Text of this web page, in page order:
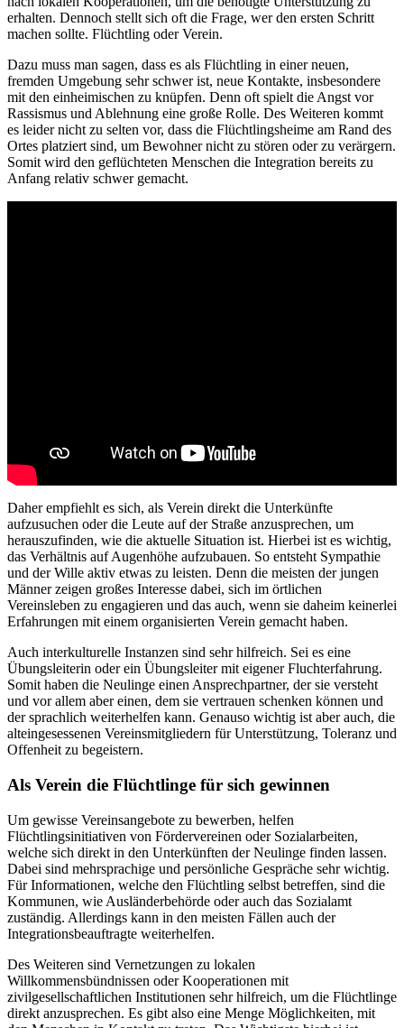
erhalten. Dennoch stellt sich oft die Frage, wer den ersten Schritt
machen sollte. Flüchtling oder Verein.
Dazu muss man sagen, dass es als Flüchtling in einer neuen,
fremden Umgebung sehr schwer ist, neue Kontakte, insbesondere
mit den einheimischen zu knüpfen. Denn oft spielt die Angst vor
Rassismus und Ablehnung eine große Rolle. Des Weiteren kommt
es leider nicht zu selten vor, dass die Flüchtlingsheime am Rand des
Ortes platziert sind, um Bewohner nicht zu stören oder zu verärgern.
Somit wird den geflüchteten Menschen die Integration bereits zu
Anfang relativ schwer gemacht.
Daher empfiehlt es sich, als Verein direkt die Unterkünfte
aufzusuchen oder die Leute auf der Straße anzusprechen, um
herauszufinden, wie die aktuelle Situation ist. Hierbei ist es wichtig,
das Verhältnis auf Augenhöhe aufzubauen. So entsteht Sympathie
und der Wille aktiv etwas zu leisten. Denn die meisten der jungen
Männer zeigen großes Interesse dabei, sich im örtlichen
Vereinsleben zu engagieren und das auch, wenn sie daheim keinerlei
Erfahrungen mit einem organisierten Verein gemacht haben.
Auch interkulturelle Instanzen sind sehr hilfreich. Sei es eine
Übungsleiterin oder ein Übungsleiter mit eigener Fluchterfahrung.
Somit haben die Neulinge einen Ansprechpartner, der sie versteht
und vor allem aber einen, dem sie vertrauen schenken können und
der sprachlich weiterhelfen kann. Genauso wichtig ist aber auch, die
alteingesessenen Vereinsmitgliedern für Unterstützung, Toleranz und
Offenheit zu begeistern.
Als Verein die Flüchtlinge für sich gewinnen
Um gewisse Vereinsangebote zu bewerben, helfen
Flüchtlingsinitiativen von Fördervereinen oder Sozialarbeiten,
welche sich direkt in den Unterkünften der Neulinge finden lassen.
Dabei sind mehrsprachige und persönliche Gespräche sehr wichtig.
Für Informationen, welche den Flüchtling selbst betreffen, sind die
Kommunen, wie Ausländerbehörde oder auch das Sozialamt
zuständig. Allerdings kann in den meisten Fällen auch der
Integrationsbeauftragte weiterhelfen.
Des Weiteren sind Vernetzungen zu lokalen
Willkommensbündnissen oder Kooperationen mit
zivilgesellschaftlichen Institutionen sehr hilfreich, um die Flüchtlinge
direkt anzusprechen. Es gibt also eine Menge Möglichkeiten, mit